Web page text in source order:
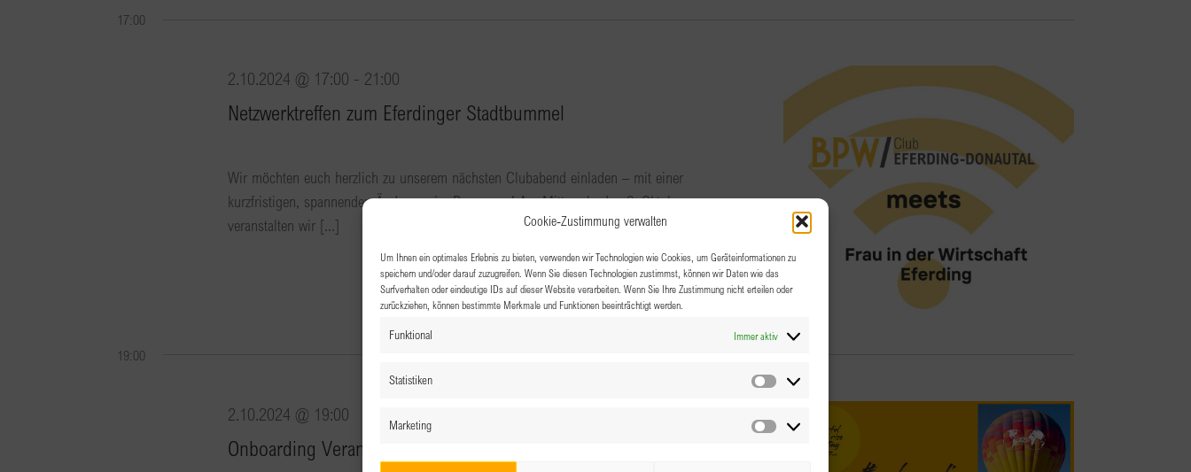
Cookie-Zustimmung verwalten
Um Ihnen ein optimales Erlebnis zu bieten, verwenden wir Technologien wie Cookies, um Geräteinformationen zu
speichern und/oder darauf zuzugreifen. Wenn Sie diesen Technologien zustimmst, können wir Daten wie das
Surfverhalten oder eindeutige IDs auf dieser Website verarbeiten. Wenn Sie Ihre Zustimmung nicht erteilen oder
zurückziehen, können bestimmte Merkmale und Funktionen beeinträchtigt werden.
Funktional Immer aktiv
Statistiken
Statistiken
Marketing
Marketing
für
2.10.2024
17:00
Netzwerktreffen zum Eferdinger Stadtbummel
2.10.2024 @ 17:00 - 21:00
Wir möchten euch herzlich zu unserem nächsten Clubabend einladen – mit einer
kurzfristigen, spannenden Änderung im Programm! Am Mittwoch, den 2. Oktober,
veranstalten wir [...]
19:00
Onboarding Veranstaltung – Exklusiv für BPW
2.10.2024 @ 19:00